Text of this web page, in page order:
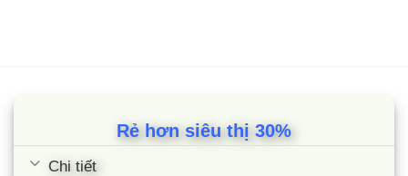
Rẻ hơn siêu thị 30%
Chi tiết